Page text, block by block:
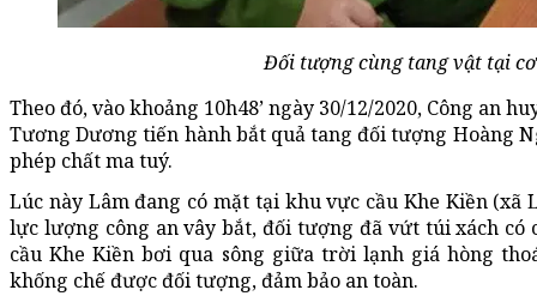
Đối tượng cùng tang vật tại
Theo đó, vào khoảng 10h48’ ngày 30/12/2020, Công an
Tương Dương tiến hành bắt quả tang đối tượng Hoàng
phép chất ma tuý.
Lúc này Lâm đang có mặt tại khu vực cầu Khe Kiền (xã
lực lượng công an vây bắt, đối tượng đã vứt túi xách có
cầu Khe Kiền bơi qua sông giữa trời lạnh giá hòng
khống chế được đối tượng, đảm bảo an toàn.